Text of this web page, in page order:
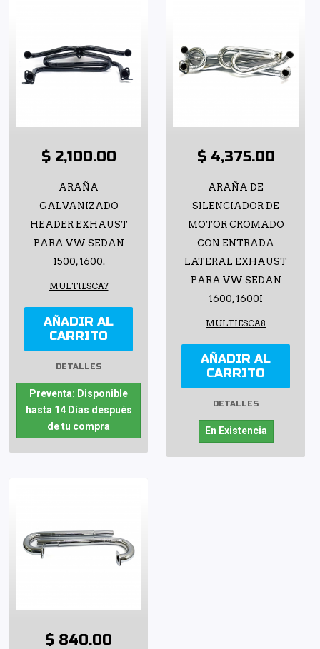
$ 2,100.00
ARAÑA
GALVANIZADO
HEADER EXHAUST
PARA VW SEDAN
1500, 1600.
MULTIESCA7
AÑADIR AL
CARRITO
DETALLES
Preventa: Disponible
hasta 14 Días después
de tu compra
$ 4,375.00
ARAÑA DE
SILENCIADOR DE
MOTOR CROMADO
CON ENTRADA
LATERAL EXHAUST
PARA VW SEDAN
1600, 1600I
MULTIESCA8
AÑADIR AL
CARRITO
DETALLES
En Existencia
$ 840.00